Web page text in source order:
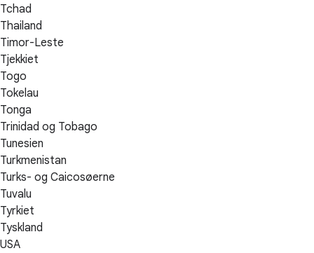
Tchad
Thailand
Timor-Leste
Tjekkiet
Togo
Tokelau
Tonga
Trinidad og Tobago
Tunesien
Turkmenistan
Turks- og Caicosøerne
Tuvalu
Tyrkiet
Tyskland
USA